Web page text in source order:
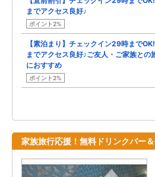
までアクセス良好♪
ポイント2%
【素泊まり】チェックイン29時まで
までアクセス良好♪ご友人・ご家族との
におすすめ
ポイント2%
家族旅行応援！無料ドリンクバー